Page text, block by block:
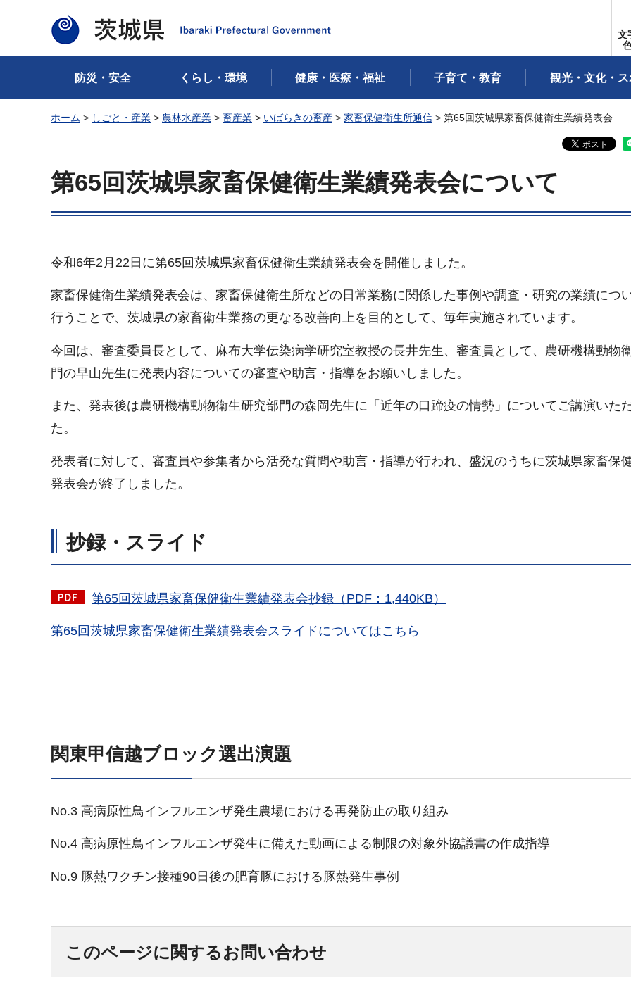
茨城県
文
防災・安全 くらし・環境 健康・医療・福祉 子育て・教育 観光・文化・
ホーム > しごと・産業 > 農林水産業 > 畜産業 > いばらきの畜産 > 家畜保健衛生所通信 > 第65回茨城県家畜保健衛生業績発表会
第65回茨城県家畜保健衛生業績発表会について
令和6年2月22日に第65回茨城県家畜保健衛生業績発表会を開催しました。
家畜保健衛生業績発表会は、家畜保健衛生所などの日常業務に関係した事例や調査・研究の業績につ
行うことで、茨城県の家畜衛生業務の更なる改善向上を目的として、毎年実施されています。
今回は、審査委員長として、麻布大学伝染病学研究室教授の長井先生、審査員として、農研機構動物
門の早山先生に発表内容についての審査や助言・指導をお願いしました。
また、発表後は農研機構動物衛生研究部門の森岡先生に「近年の口蹄疫の情勢」についてご講演いた
た。
発表者に対して、審査員や参集者から活発な質問や助言・指導が行われ、盛況のうちに茨城県家畜保
発表会が終了しました。
抄録・スライド
第65回茨城県家畜保健衛生業績発表会抄録（PDF：1,440KB）
第65回茨城県家畜保健衛生業績発表会スライドについてはこちら
関東甲信越ブロック選出演題
No.3 高病原性鳥インフルエンザ発生農場における再発防止の取り組み
No.4 高病原性鳥インフルエンザ発生に備えた動画による制限の対象外協議書の作成指導
No.9 豚熱ワクチン接種90日後の肥育豚における豚熱発生事例
このページに関するお問い合わせ